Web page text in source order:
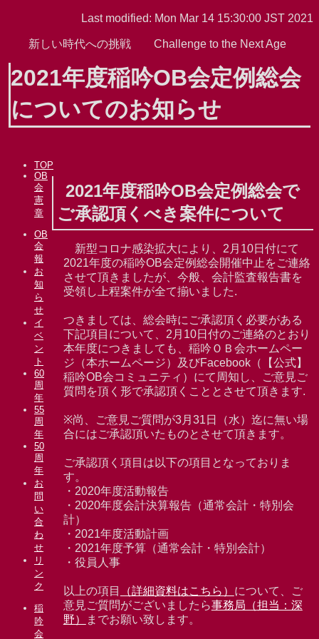
Last modified: Mon Mar 14 15:30:00 JST 2021
新しい時代への挑戦 Challenge to the Next Age
2021年度稲吟OB会定例総会
についてのお知らせ
TOP
OB
会
憲
章
OB
会
報
お
知
ら
せ
イ
ベ
ン
ト
60
周
年
55
周
年
50
周
年
お
問
い
合
わ
せ
リ
ン
ク
稲
吟
会
2021年度稲吟OB会定例総会で
ご承認頂くべき案件について
新型コロナ感染拡大により、2月10日付にて
2021年度の稲吟OB会定例総会開催中止をご連絡
させて頂きましたが、今般、会計監査報告書を
受領し上程案件が全て揃いました.
つきましては、総会時にご承認頂く必要がある
下記項目について、2月10日付のご連絡のとおり
本年度につきましても、稲吟ＯＢ会ホームペー
ジ（本ホームページ）及びFacebook（【公式】
稲吟OB会コミュニティ）にて周知し、ご意見ご
質問を頂く形で承認頂くこととさせて頂きます.
※尚、ご意見ご質問が3月31日（水）迄に無い場
合にはご承認頂いたものとさせて頂きます。
ご承認頂く項目は以下の項目となっておりま
す。
・2020年度活動報告
・2020年度会計決算報告（通常会計・特別会
計）
・2021年度活動計画
・2021年度予算（通常会計・特別会計）
・役員人事
以上の項目 （詳細資料はこちら） について、ご
意見ご質問がございましたら事務局（担当：深
野）
までお願い致します。